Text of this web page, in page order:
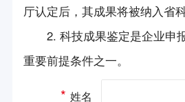
产业推进委员会
会员名录
会员简介
会员风采
西湖论坛
第二届中国（杭州）国
科创服务
新产品/新技术展示
项目平台申报咨询
创新平台
长三角机器人与智能制造合
厅认定后，其成果将被纳入省
2. 科技成果鉴定是企业申
重要前提条件之一。
*姓名